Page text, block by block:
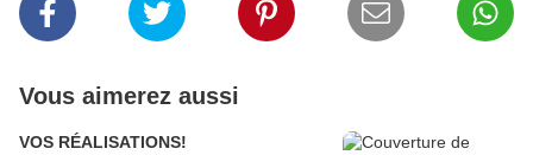
Vous aimerez aussi
VOS RÉALISATIONS!